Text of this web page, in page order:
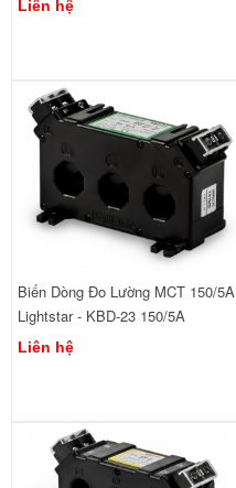
Liên hệ
Biến Dòng Đo Lường MCT 150/5A
Lightstar - KBD-23 150/5A
Liên hệ